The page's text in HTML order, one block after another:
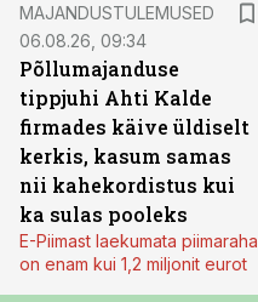
MAJANDUSTULEMUSED
06.08.26, 09:34
Põllumajanduse
tippjuhi Ahti Kalde
firmades käive üldiselt
kerkis, kasum samas
nii kahekordistus kui
ka sulas pooleks
E-Piimast laekumata piimaraha
on enam kui 1,2 miljonit eurot